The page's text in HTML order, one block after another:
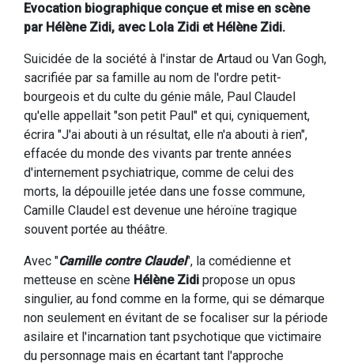
Evocation biographique conçue et mise en scène
par Hélène Zidi, avec Lola Zidi et Hélène Zidi.
Suicidée de la société à l'instar de Artaud ou Van Gogh,
sacrifiée par sa famille au nom de l'ordre petit-
bourgeois et du culte du génie mâle, Paul Claudel
qu'elle appellait "son petit Paul" et qui, cyniquement,
écrira "J'ai abouti à un résultat, elle n'a abouti à rien",
effacée du monde des vivants par trente années
d'internement psychiatrique, comme de celui des
morts, la dépouille jetée dans une fosse commune,
Camille Claudel est devenue une héroïne tragique
souvent portée au théâtre.
Avec "Camille contre Claudel", la comédienne et
metteuse en scène Hélène Zidi propose un opus
singulier, au fond comme en la forme, qui se démarque
non seulement en évitant de se focaliser sur la période
asilaire et l'incarnation tant psychotique que victimaire
du personnage mais en écartant tant l'approche